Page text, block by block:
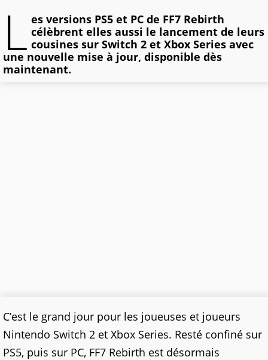
L es versions PS5 et PC de FF7 Rebirth
célèbrent elles aussi le lancement de leurs
cousines sur Switch 2 et Xbox Series avec
une nouvelle mise à jour, disponible dès
maintenant.
C’est le grand jour pour les joueuses et joueurs
Nintendo Switch 2 et Xbox Series. Resté confiné sur
PS5, puis sur PC, FF7 Rebirth est désormais